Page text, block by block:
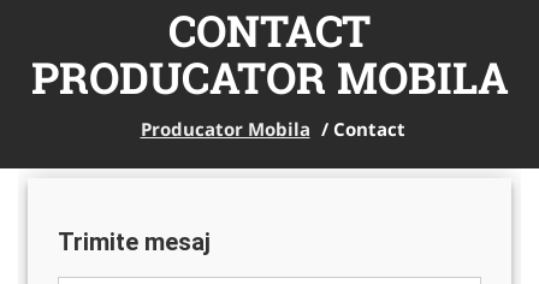
CONTACT
PRODUCATOR MOBILA
Producator Mobila / Contact